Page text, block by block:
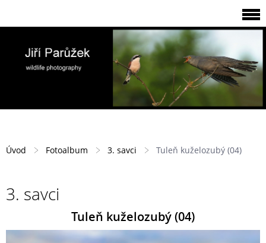
Úvod Fotoalbum 3. savci Tuleň kuželozubý (04)
3. savci
Tuleň kuželozubý (04)